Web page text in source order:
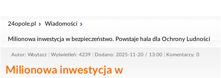
24opole.pl Wiadomości
Milionowa inwestycja w bezpieczeństwo. Powstaje hala dla Ochrony Ludności
Autor: Woytazz Wyświetleń: 4239 Dodano: 2025-11-20 / 13:00 Komentarzy: 0
Milionowa inwestycja w